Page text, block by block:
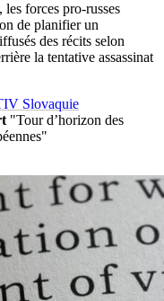
forces pro-russes
de planifier un
des récits selon
la tentative assassinat
Slovaquie
"Tour d’horizon des